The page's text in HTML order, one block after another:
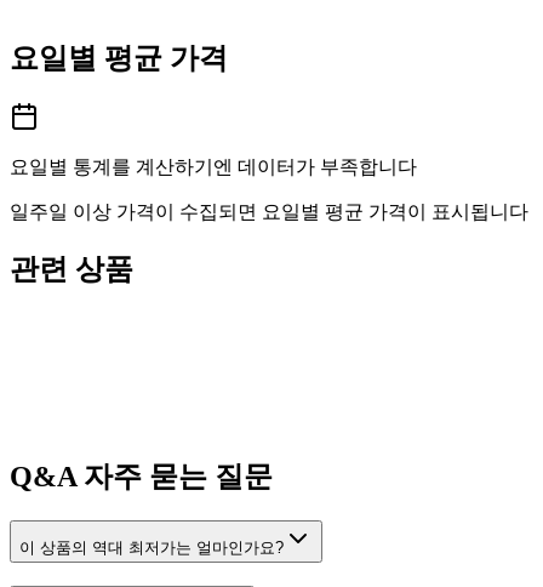
요일별 평균 가격
요일별 통계를 계산하기엔 데이터가 부족합니다
일주일 이상 가격이 수집되면 요일별 평균 가격이 표시됩니다
관련 상품
Q&A자주 묻는 질문
이 상품의 역대 최저가는 얼마인가요?